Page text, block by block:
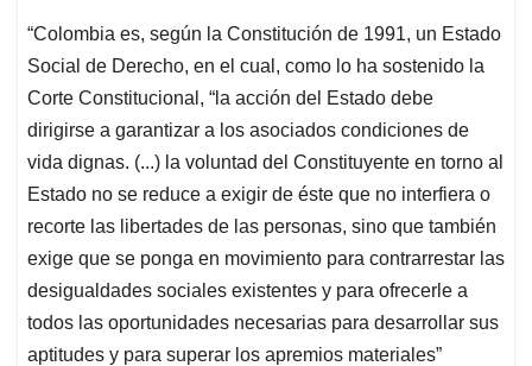
“Colombia es, según la Constitución de 1991, un Estado
Social de Derecho, en el cual, como lo ha sostenido la
Corte Constitucional, “la acción del Estado debe
dirigirse a garantizar a los asociados condiciones de
vida dignas. (...) la voluntad del Constituyente en torno al
Estado no se reduce a exigir de éste que no interfiera o
recorte las libertades de las personas, sino que también
exige que se ponga en movimiento para contrarrestar las
desigualdades sociales existentes y para ofrecerle a
todos las oportunidades necesarias para desarrollar sus
aptitudes y para superar los apremios materiales”